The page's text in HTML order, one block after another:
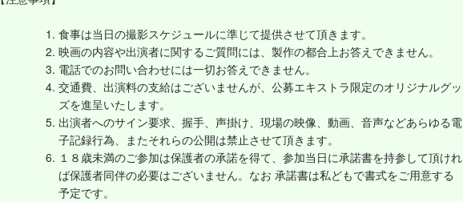
食事は当日の撮影スケジュールに準じて提供させて頂きます。
映画の内容や出演者に関するご質問には、製作の都合上お答えできません。
電話でのお問い合わせには一切お答えできません。
交通費、出演料の支給はございませんが、公募エキストラ限定のオリジナルグッ
ズを進呈いたします。
出演者へのサイン要求、握手、声掛け、現場の映像、動画、音声などあらゆる電
子記録行為、またそれらの公開は禁止させて頂きます。
１８歳未満のご参加は保護者の承諾を得て、参加当日に承諾書を持参して頂けれ
ば保護者同伴の必要はございません。なお 承諾書は私どもで書式をご用意する
予定です。